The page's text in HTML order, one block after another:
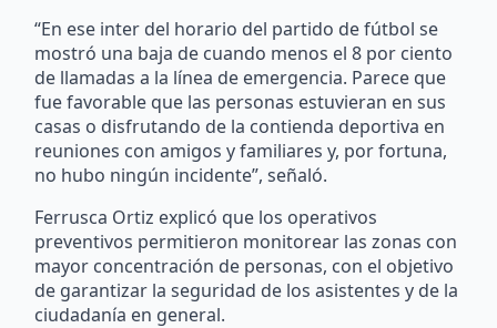
“En ese inter del horario del partido de fútbol se
mostró una baja de cuando menos el 8 por ciento
de llamadas a la línea de emergencia. Parece que
fue favorable que las personas estuvieran en sus
casas o disfrutando de la contienda deportiva en
reuniones con amigos y familiares y, por fortuna,
no hubo ningún incidente”, señaló.
Ferrusca Ortiz explicó que los operativos
preventivos permitieron monitorear las zonas con
mayor concentración de personas, con el objetivo
de garantizar la seguridad de los asistentes y de la
ciudadanía en general.